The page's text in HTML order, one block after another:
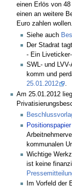
einen Erlös von
einen an weitere
Euro zahlen
Siehe auch
Der Stadrat
- Ein
SWL- und
komm und
25.01.2012
.
Am 25.01.2012
Positionspapier
kommunalen
Wichtige
ist keine
Im Vorfeld der